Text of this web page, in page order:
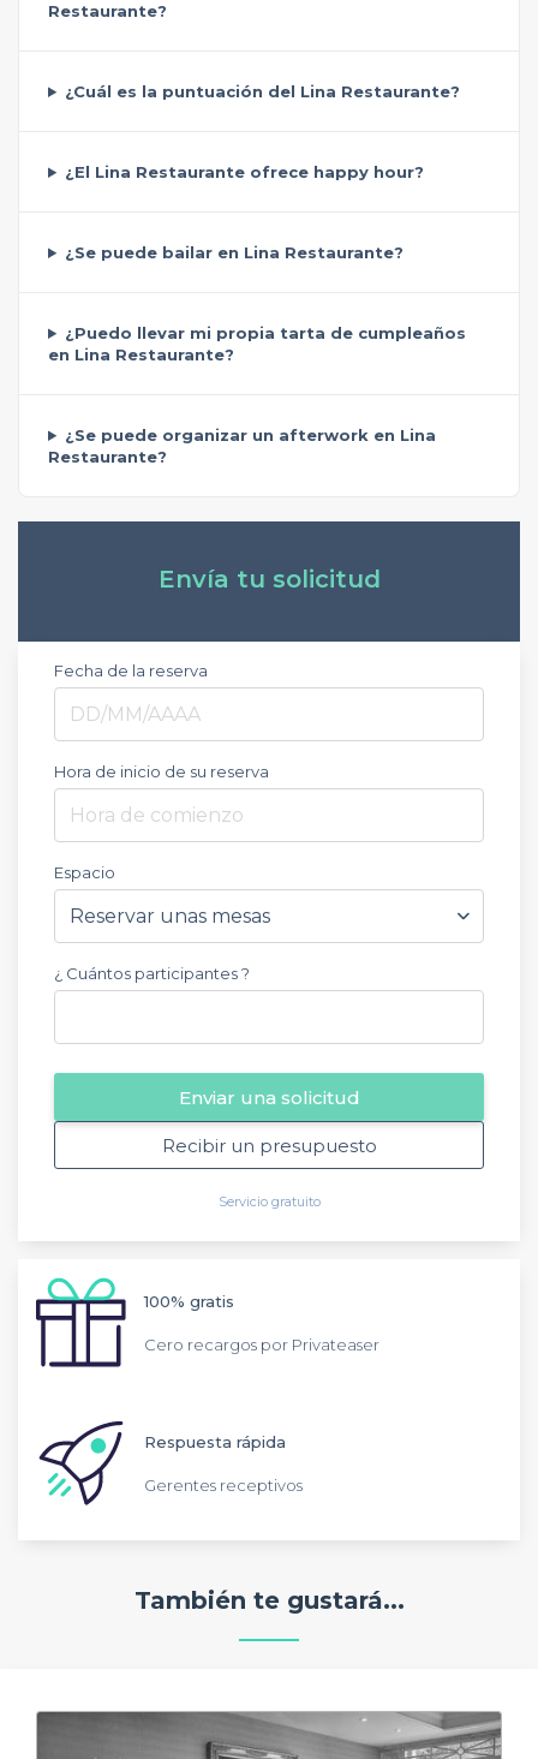
Restaurante?
¿Cuál es la puntuación del Lina Restaurante?
¿El Lina Restaurante ofrece happy hour?
¿Se puede bailar en Lina Restaurante?
¿Puedo llevar mi propia tarta de cumpleaños
en Lina Restaurante?
¿Se puede organizar un afterwork en Lina
Restaurante?
Envía tu solicitud
Fecha de la reserva
Hora de inicio de su reserva
Hora de comienzo
Espacio
¿ Cuántos participantes ?
Enviar una solicitud
Recibir un presupuesto
Servicio gratuito
100% gratis
Cero recargos por Privateaser
Respuesta rápida
Gerentes receptivos
También te gustará...